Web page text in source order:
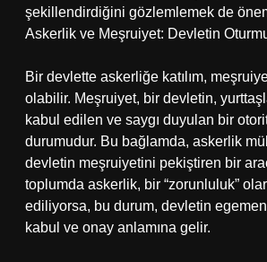
şekillendirdiğini gözlemlemek de
Askerlik ve Meşruiyet: Devletin
Bir devlette askerliğe katılım,
olabilir. Meşruiyet, bir devletin,
kabul edilen ve saygı duyulan bir
durumudur. Bu bağlamda, askerlik
devletin meşruiyetini pekiştiren bir
toplumda askerlik, bir “zorunluluk”
ediliyorsa, bu durum, devletin
kabul ve onay anlamına gelir.